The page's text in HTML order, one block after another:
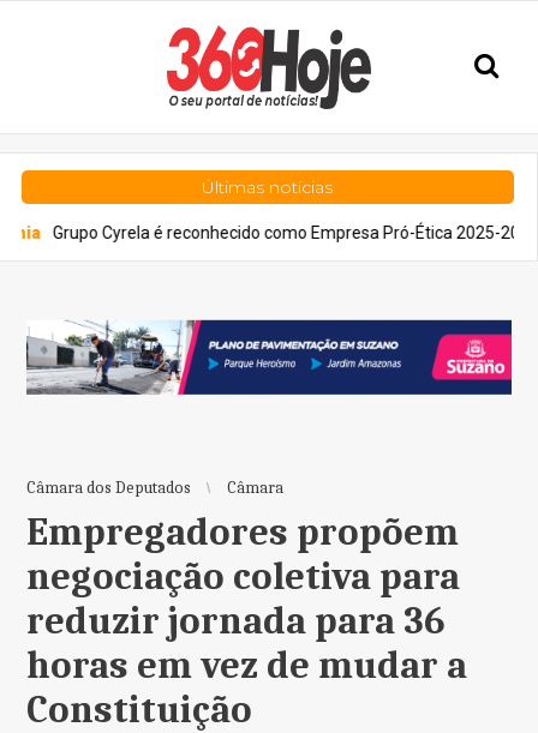
Últimas notícias
é reconhecido como Empresa Pró-Ética 2025-2026
Câmara dos Deputados Câmara
Empregadores propõem
negociação coletiva para
reduzir jornada para 36
horas em vez de mudar a
Constituição